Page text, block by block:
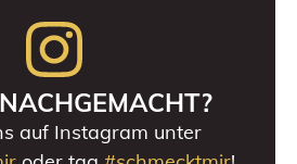
auf Instagram unter